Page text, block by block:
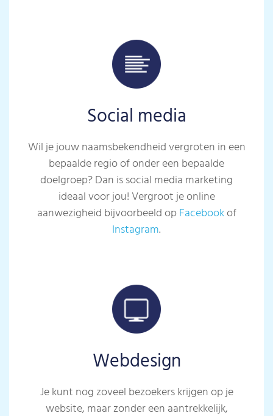
Social media
Wil je jouw naamsbekendheid vergroten in een
bepaalde regio of onder een bepaalde
doelgroep? Dan is social media marketing
ideaal voor jou! Vergroot je online
aanwezigheid bijvoorbeeld opFacebookof
Instagram.
Webdesign
Je kunt nog zoveel bezoekers krijgen op je
website, maar zonder een aantrekkelijk,